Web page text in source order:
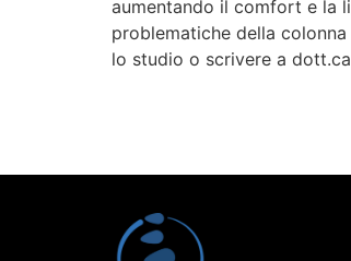
aumentando il comfort e la
problematiche della
lo studio o scrivere a